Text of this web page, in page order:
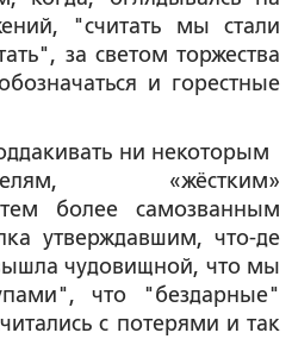
"считать мы стали
за светом торжества
и горестные
ни некоторым
«жёстким»
более самозванным
утверждавшим, что-де
чудовищной, что мы
что "бездарные"
с потерями и так